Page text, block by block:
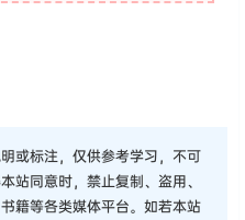
或标注，仅供参考学习，不可
站同意时，禁止复制、盗用、
籍等各类媒体平台。如若本站